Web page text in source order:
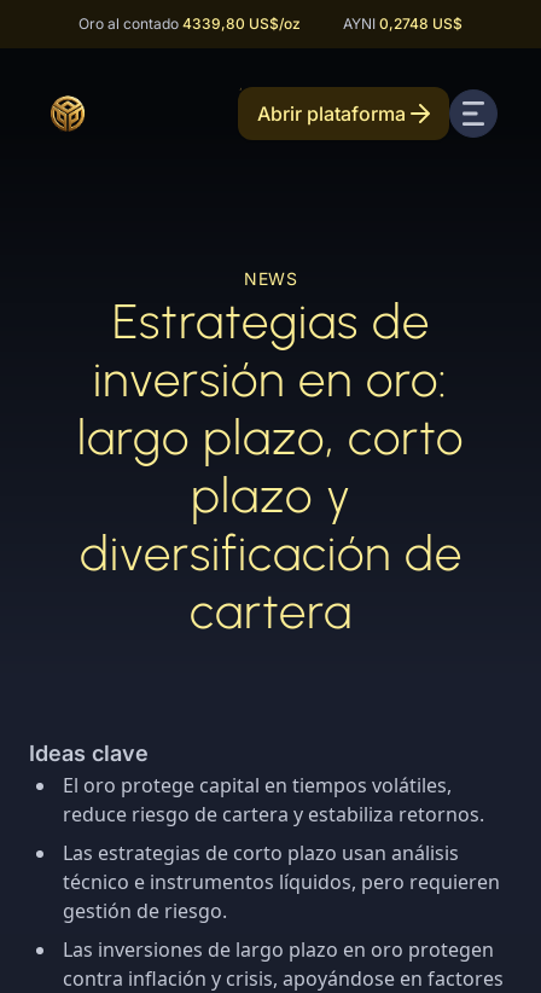
Oro al contado 4339,80 US$/oz AYNI 0,2748 US$
Abrir plataforma
NEWS
Estrategias de
inversión en oro:
largo plazo, corto
plazo y
diversificación de
cartera
Ideas clave
El oro protege capital en tiempos volátiles,
reduce riesgo de cartera y estabiliza retornos.
Las estrategias de corto plazo usan análisis
técnico e instrumentos líquidos, pero requieren
gestión de riesgo.
Las inversiones de largo plazo en oro protegen
contra inflación y crisis, apoyándose en factores